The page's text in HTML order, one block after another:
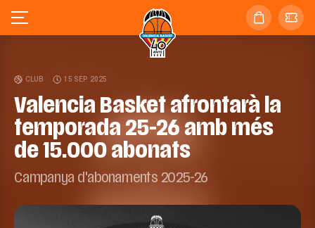
CLUB 15 SEP. 2025
Valencia Basket afrontarà la
temporada 25-26 amb més
de 15.000 abonats
Campanya d'abonaments 2025-26